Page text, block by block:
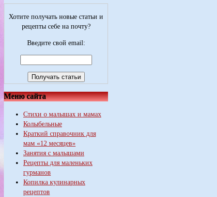
Хотите получать новые статьи и
рецепты себе на почту?
Введите свой email:
Меню сайта
Стихи о малышах и мамах
Колыбельные
Краткий справочник для
мам «12 месяцев»
Занятия с малышами
Рецепты для маленьких
гурманов
Копилка кулинарных
рецептов